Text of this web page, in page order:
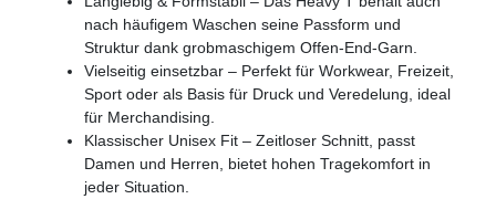
nach häufigem Waschen seine Passform und
Struktur dank grobmaschigem Offen-End-Garn.
Vielseitig einsetzbar – Perfekt für Workwear, Freizeit,
Sport oder als Basis für Druck und Veredelung, ideal
für Merchandising.
Klassischer Unisex Fit – Zeitloser Schnitt, passt
Damen und Herren, bietet hohen Tragekomfort in
jeder Situation.